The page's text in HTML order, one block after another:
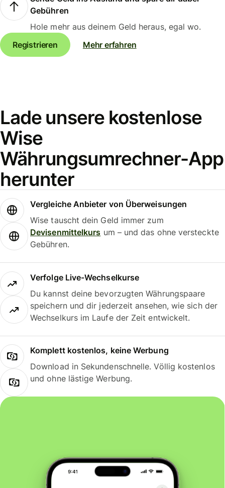
Gebühren
Hole mehr aus deinem Geld heraus, egal wo.
Registrieren
Mehr erfahren
Lade unsere kostenlose
Wise
Währungsumrechner-App
herunter
Vergleiche Anbieter von Überweisungen
Wise tauscht dein Geld immer zum
Devisenmittelkurs um – und das ohne versteckte
Gebühren.
Verfolge Live-Wechselkurse
Du kannst deine bevorzugten Währungspaare
speichern und dir jederzeit ansehen, wie sich der
Wechselkurs im Laufe der Zeit entwickelt.
Komplett kostenlos, keine Werbung
Download in Sekundenschnelle. Völlig kostenlos
und ohne lästige Werbung.